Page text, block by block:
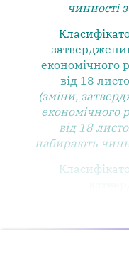
чинності
економічного
від 18
(зміни,
економічного
від 18
набирають